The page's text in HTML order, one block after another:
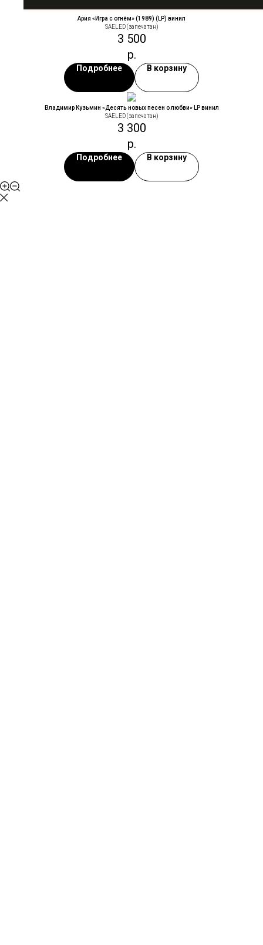
Ария «Игра с огнём» (1989) (LP) винил
SAELED (запечатан)
3 500
р.
Подробнее В корзину
Владимир Кузьмин «Десять новых песен о любви» LP винил
SAELED (запечатан)
3 300
р.
Подробнее В корзину